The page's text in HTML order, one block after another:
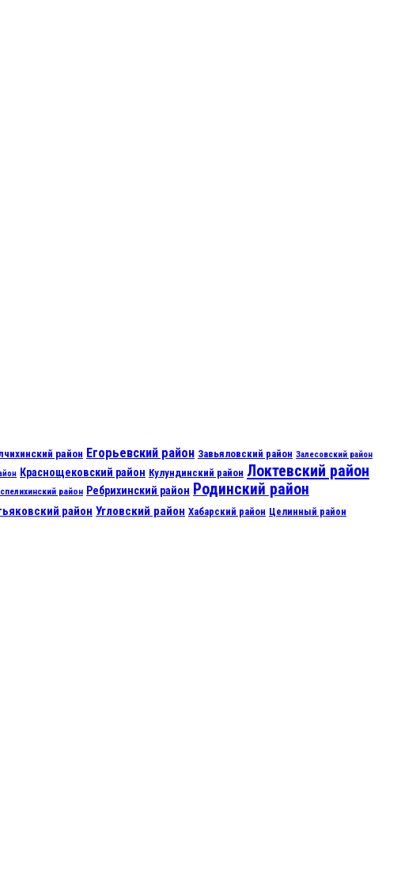
район Егорьевский район Завьяловский район Залесовский район
Краснощековский район Кулундинский район Локтевский район
район Ребрихинский район Родинский район
район Угловский район Хабарский район Целинный район